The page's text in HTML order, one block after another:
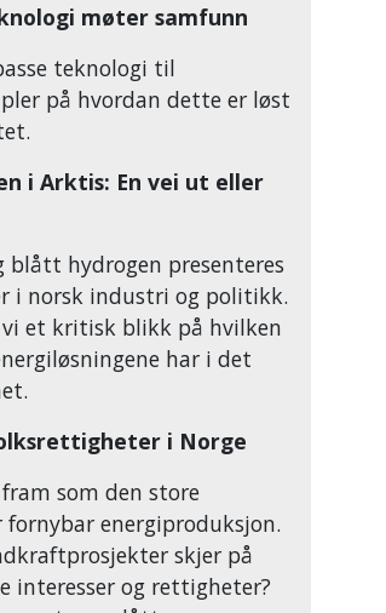
møter samfunn
teknologi til
på hvordan dette er løst
i Arktis: En vei ut eller
blått hydrogen presenteres
i norsk industri og politikk.
et kritisk blikk på hvilken
har i det
i Norge
som den store
energiproduksjon.
skjer på
interesser og rettigheter?